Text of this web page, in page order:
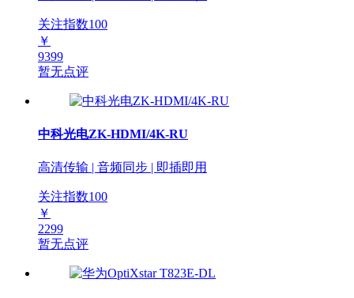
关注指数100
￥
9399
暂无点评
中科光电ZK-HDMI/4K-RU
高清传输 | 音频同步 | 即插即用
关注指数100
￥
2299
暂无点评